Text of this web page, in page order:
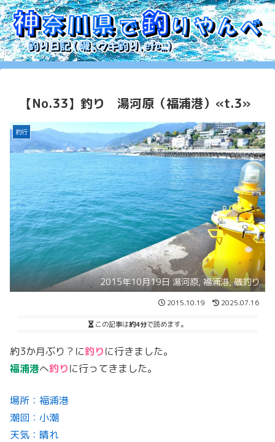
【No.33】釣り 湯河原（福浦港）«t.3»
釣行
2015年10月19日 湯河原, 福浦港, 磯釣り
2015.10.19 2025.07.16
この記事は約4分で読めます。
約3か月ぶり？に釣りに行きました。
福浦港へ釣りに行ってきました。
場所：福浦港
潮回：小潮
天気：晴れ